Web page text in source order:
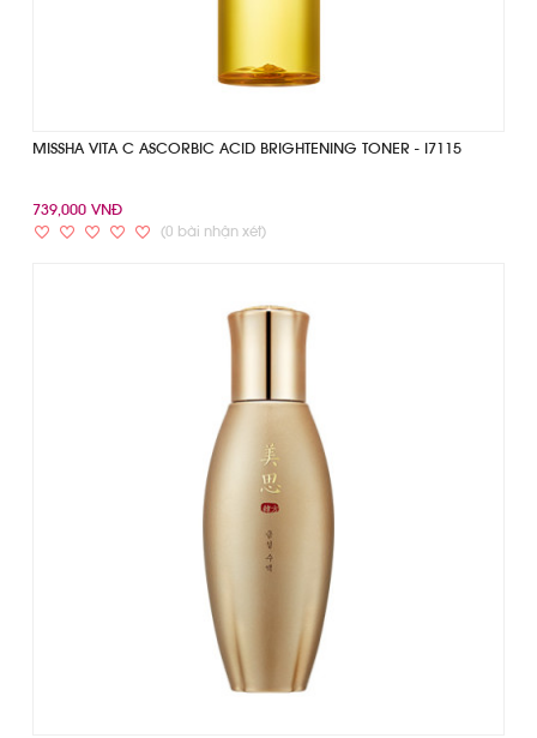
MISSHA VITA C ASCORBIC ACID BRIGHTENING TONER - I7115
739,000 VNĐ
(0 bài nhận xét)